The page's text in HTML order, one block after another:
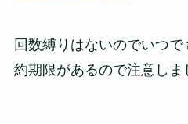
回数縛りはないのでいつ
約期限があるので注意しま